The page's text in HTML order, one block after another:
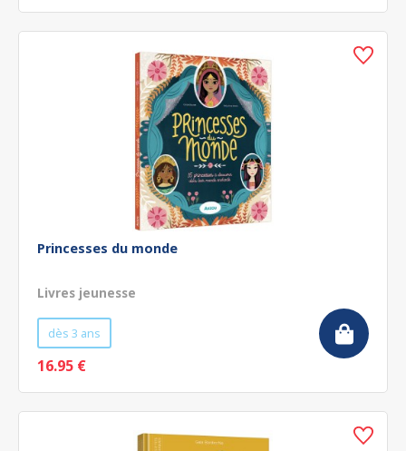
Princesses du monde
Livres jeunesse
dès 3 ans
16.95 €